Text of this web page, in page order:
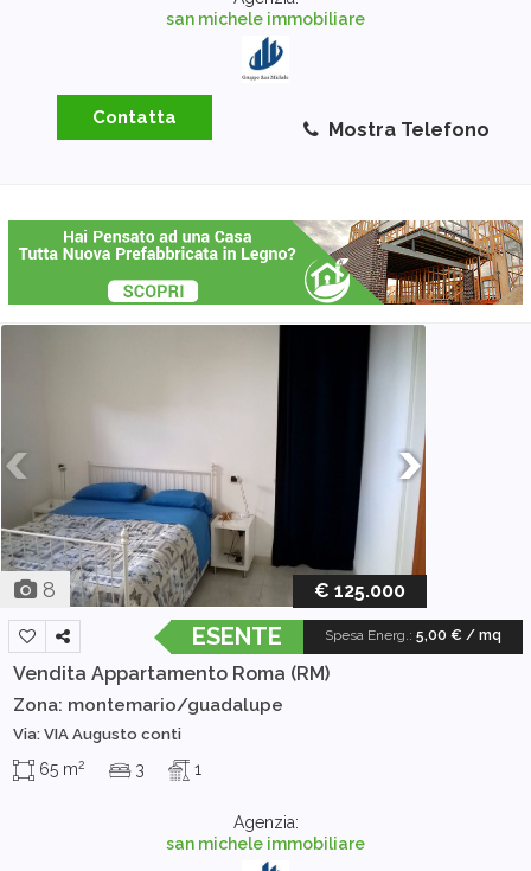
san michele immobiliare
Contatta
Mostra Telefono
8 € 125.000
Spesa Energ.: 5,00 € / mq
ESENTE
Vendita Appartamento Roma (RM)
Zona: montemario/guadalupe
Via: VIA Augusto conti
65 m2 3 1
Agenzia:
san michele immobiliare